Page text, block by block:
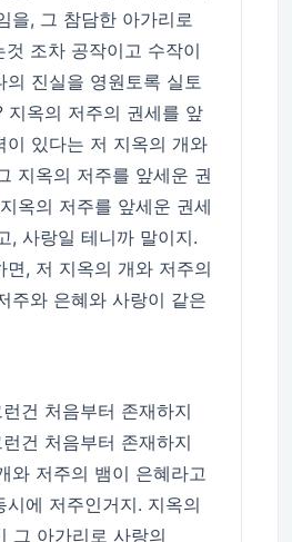
을, 그 참담한 아가리로
것 조차 공작이고 수작이
의 진실을 영원토록 실토
지옥의 저주의 권세를 앞
이 있다는 저 지옥의 개와
지옥의 저주를 앞세운 권
옥의 저주를 앞세운 권세
, 사랑일 테니까 말이지.
면, 저 지옥의 개와 저주의
주와 은혜와 사랑이 같은
건 처음부터 존재하지
건 처음부터 존재하지
와 저주의 뱀이 은혜라고
시에 저주인거지. 지옥의
그 아가리로 사랑의